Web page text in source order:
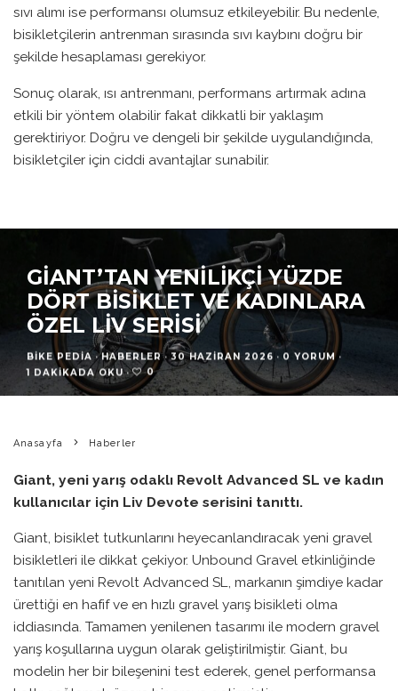
sıvı alımı ise performansı olumsuz etkileyebilir. Bu nedenle,
bisikletçilerin antrenman sırasında sıvı kaybını doğru bir
şekilde hesaplaması gerekiyor.
Sonuç olarak, ısı antrenmanı, performans artırmak adına
etkili bir yöntem olabilir fakat dikkatli bir yaklaşım
gerektiriyor. Doğru ve dengeli bir şekilde uygulandığında,
bisikletçiler için ciddi avantajlar sunabilir.
GIANT’TAN YENILIKÇI YÜZDE
DÖRT BISIKLET VE KADINLARA
ÖZEL LIV SERISI
BIKE PEDIA · HABERLER · 30 HAZIRAN 2026 · 0 YORUM ·
1 DAKIKADA OKU · 0
Anasayfa Haberler
Giant, yeni yarış odaklı Revolt Advanced SL ve kadın
kullanıcılar için Liv Devote serisini tanıttı.
Giant, bisiklet tutkunlarını heyecanlandıracak yeni gravel
bisikletleri ile dikkat çekiyor. Unbound Gravel etkinliğinde
tanıtılan yeni Revolt Advanced SL, markanın şimdiye kadar
ürettiği en hafif ve en hızlı gravel yarış bisikleti olma
iddiasında. Tamamen yenilenen tasarımı ile modern gravel
yarış koşullarına uygun olarak geliştirilmiştir. Giant, bu
modelin her bir bileşenini test ederek, genel performansa